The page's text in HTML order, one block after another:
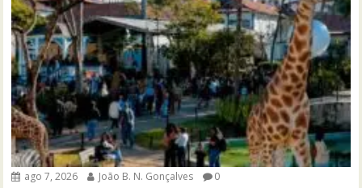
ago 7, 2026 João B. N. Gonçalves 0